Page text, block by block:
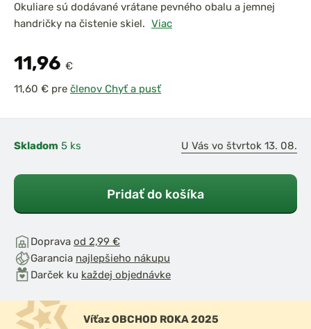
Okuliare sú dodávané vrátane pevného obalu a jemnej
handričky na čistenie skiel. Viac
11,96 €
pre členov Chyť a pusť
Skladom 5 ks U Vás vo štvrtok 13. 08.
Pridať do košíka
Doprava od 2,99 €
Garancia najlepšieho nákupu
Darček ku každej objednávke
Víťaz OBCHOD ROKA 2025